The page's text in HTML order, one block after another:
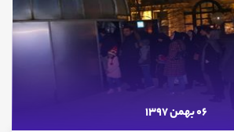
06 بهمن 1397